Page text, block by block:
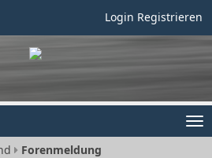
Login Registrieren
Forenmeldung